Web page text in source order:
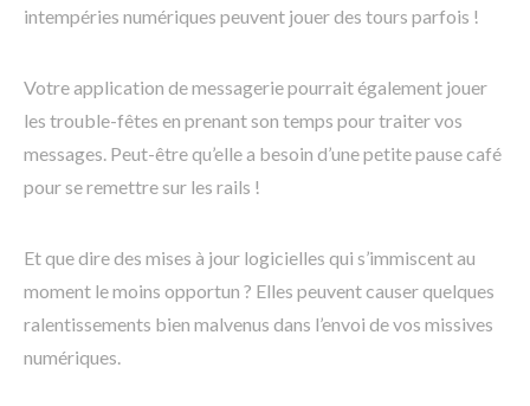
intempéries numériques peuvent jouer des tours parfois !
Votre application de messagerie pourrait également jouer
les trouble-fêtes en prenant son temps pour traiter vos
messages. Peut-être qu’elle a besoin d’une petite pause café
pour se remettre sur les rails !
Et que dire des mises à jour logicielles qui s’immiscent au
moment le moins opportun ? Elles peuvent causer quelques
ralentissements bien malvenus dans l’envoi de vos missives
numériques.